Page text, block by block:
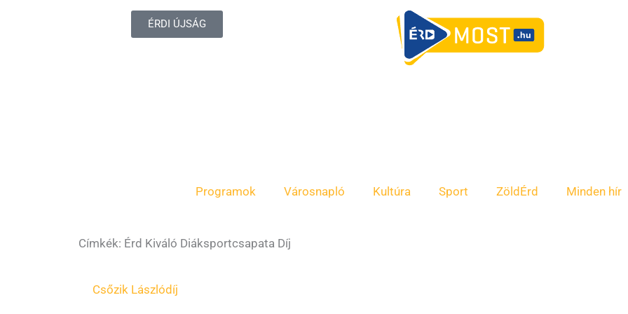
ÉRDI ÚJSÁG
Programok Városnapló Kultúra Sport ZöldÉrd Minden hír
Címkék: Érd Kiváló Diáksportcsapata Díj
Csőzik Lászlódíj